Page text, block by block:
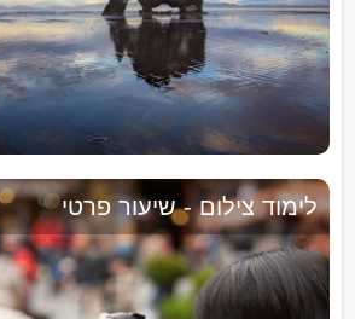
לימוד צילום - שיעור פרטי